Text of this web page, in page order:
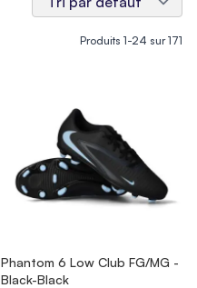
Produits 1-24 sur171
Phantom 6 Low Club FG/MG -
Black-Black